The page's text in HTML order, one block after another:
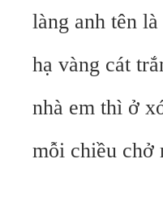
làng anh tên
hạ vàng cát
nhà em thì ở
mỗi chiều chở